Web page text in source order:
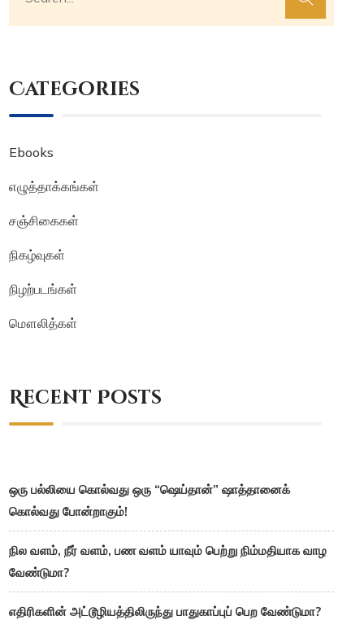
Categories
Ebooks
எழுத்தாக்கங்கள்
சஞ்சிகைகள்
நிகழ்வுகள்
நிழற்படங்கள்
மௌலித்கள்
Recent Posts
ஒரு பல்லியை கொல்வது ஒரு “ஷெய்தான்” ஷாத்தானைக்
கொல்வது போன்றாகும்!
நில வளம், நீர் வளம், பண வளம் யாவும் பெற்று நிம்மதியாக வாழ
வேண்டுமா?
எதிரிகளின் அட்டூழியத்திலிருந்து பாதுகாப்புப் பெற வேண்டுமா?